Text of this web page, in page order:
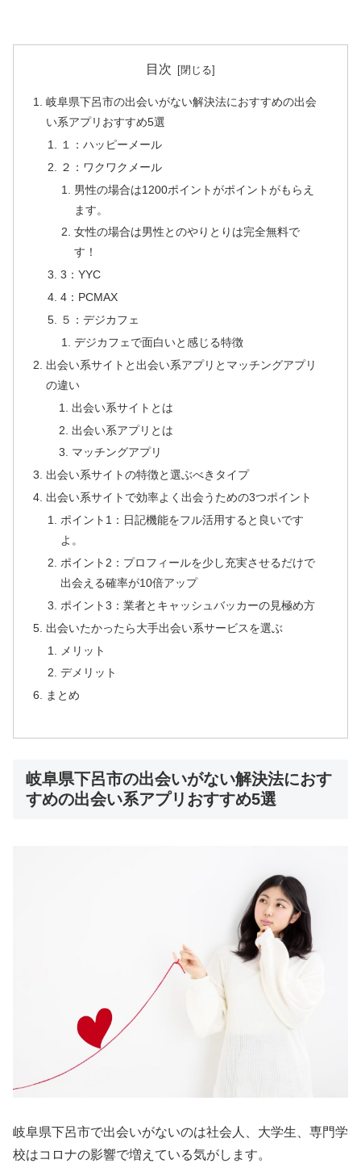
目次
岐阜県下呂市の出会いがない解決法におすすめの出会
い系アプリおすすめ5選
１：ハッピーメール
２：ワクワクメール
男性の場合は1200ポイントがポイントがもらえ
ます。
女性の場合は男性とのやりとりは完全無料で
す！
3：YYC
4：PCMAX
５：デジカフェ
デジカフェで面白いと感じる特徴
出会い系サイトと出会い系アプリとマッチングアプリ
の違い
出会い系サイトとは
出会い系アプリとは
マッチングアプリ
出会い系サイトの特徴と選ぶべきタイプ
出会い系サイトで効率よく出会うための3つポイント
ポイント1：日記機能をフル活用すると良いです
よ。
ポイント2：プロフィールを少し充実させるだけで
出会える確率が10倍アップ
ポイント3：業者とキャッシュバッカーの見極め方
出会いたかったら大手出会い系サービスを選ぶ
メリット
デメリット
まとめ
岐阜県下呂市の出会いがない解決法におす
すめの出会い系アプリおすすめ5選
岐阜県下呂市で出会いがないのは社会人、大学生、専門学
校はコロナの影響で増えている気がします。